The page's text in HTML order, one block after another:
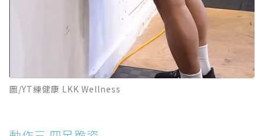
圖/YT練健康 LKK Wellness